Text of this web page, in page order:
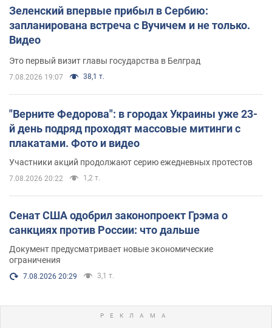
Зеленский впервые прибыл в Сербию:
запланирована встреча с Вучичем и не только.
Видео
Это первый визит главы государства в Белград
7.08.2026 19:07 38,1 т.
"Верните Федорова": в городах Украины уже 23-
й день подряд проходят массовые митинги с
плакатами. Фото и видео
Участники акций продолжают серию ежедневных протестов
7.08.2026 20:22 1,2 т.
Сенат США одобрил законопроект Грэма о
санкциях против России: что дальше
Документ предусматривает новые экономические
ограничения
7.08.2026 20:29 3,1 т.